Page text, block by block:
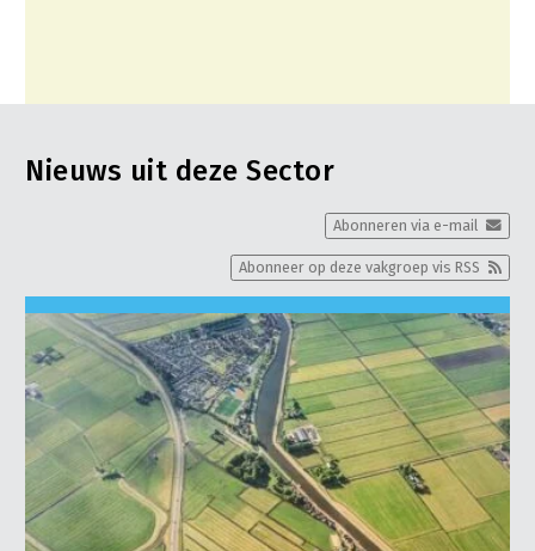
Nieuws uit deze Sector
Abonneren via e-mail
Abonneer op deze vakgroep vis RSS